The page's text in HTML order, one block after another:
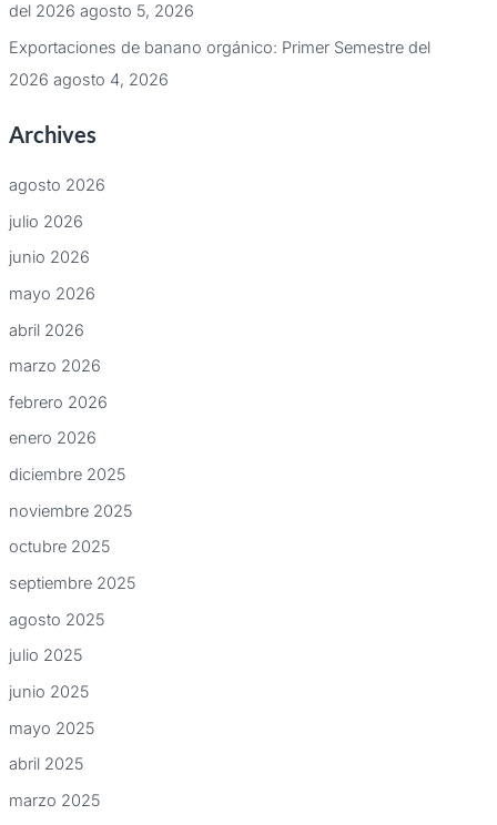
del 2026 agosto 5, 2026
Exportaciones de banano orgánico: Primer Semestre del
2026 agosto 4, 2026
Archives
agosto 2026
julio 2026
junio 2026
mayo 2026
abril 2026
marzo 2026
febrero 2026
enero 2026
diciembre 2025
noviembre 2025
octubre 2025
septiembre 2025
agosto 2025
julio 2025
junio 2025
mayo 2025
abril 2025
marzo 2025